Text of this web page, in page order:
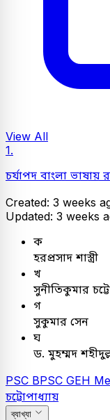
View All
1.
চর্যাপদ বাংলা
Created: 3 weeks
Updated: 3 weeks
ক
হরপ্রসাদ শাস্ত্রী
খ
সুনীতিকুমার
গ
সুকুমার সেন
ঘ
ড. মুহম্মদ
PSC BPSC GEH
চট্টোপাধ্যায়
ব্যাখ্যা